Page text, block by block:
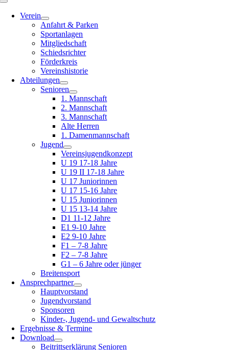
Toggle
NavigationVerein
Anfahrt & Parken
Sportanlagen
Mitgliedschaft
Schiedsrichter
Förderkreis
Vereinshistorie
Abteilungen
Senioren
1. Mannschaft
2. Mannschaft
3. Mannschaft
Alte Herren
1. Damenmannschaft
Jugend
Vereinsjugendkonzept
U 19 17-18 Jahre
U 19 II 17-18 Jahre
U 17 Juniorinnen
U 17 15-16 Jahre
U 15 Juniorinnen
U 15 13-14 Jahre
D1 11-12 Jahre
E1 9-10 Jahre
E2 9-10 Jahre
F1 – 7-8 Jahre
F2 – 7-8 Jahre
G1 – 6 Jahre oder jünger
Breitensport
Ansprechpartner
Hauptvorstand
Jugendvorstand
Sponsoren
Kinder-, Jugend- und Gewaltschutz
Ergebnisse & Termine
Download
Beitrittserklärung Senioren